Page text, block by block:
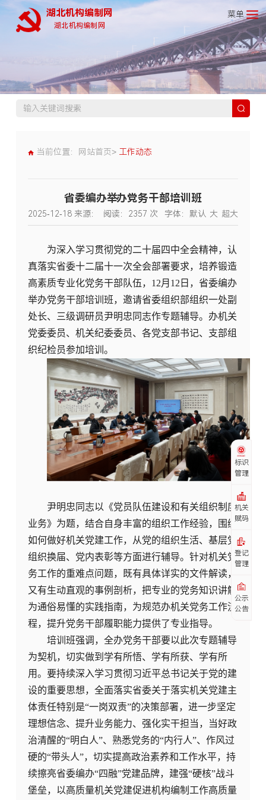
湖北机构编制网
湖北机构编制网
菜单
当前位置： 网站首页> 工作动态
省委编办举办党务干部培训班
2025-12-18 来源： 阅读： 2357 次 字体： 默认 大 超大
为深入学习贯彻党的二十届四中全会精神，认
真落实省委十二届十一次全会部署要求，培养锻造
高素质专业化党务干部队伍，12月12日，省委编办
举办党务干部培训班，邀请省委组织部组织一处副
处长、三级调研员尹明忠同志作专题辅导。办机关
党委委员、机关纪委委员、各党支部书记、支部组
织纪检员参加培训。
尹明忠同志以《党员队伍建设和有关组织制度
业务》为题，结合自身丰富的组织工作经验，围绕
如何做好机关党建工作，从党的组织生活、基层党
组织换届、党内表彰等方面进行辅导。针对机关党
务工作的重难点问题，既有具体详实的文件解读，
又有生动直观的事例剖析，把专业的党务知识讲解
为通俗易懂的实践指南，为规范办机关党务工作流
程，提升党务干部履职能力提供了专业指导。
培训班强调，全办党务干部要以此次专题辅导
为契机，切实做到 学有所悟、 学有所获、学有所
用。要持续深入学习贯彻习近平总书记关于党的建
设的重要思想，全面落实省委关于落实机关党建主
体责任特别是“一岗双责”的决策部署，进一步坚定
理想信念、提升业务能力、强化实干担当，当好政
治清醒的“明白人”、熟悉党务的“内行人”、作风过
硬的“带头人”，切实提高政治素养和工作水平，持
续擦亮省委编办“四融”党建品牌，建强“硬核”战斗
堡垒，以高质量机关党建促进机构编制工作高质量
标识
管理
机关
赋码
登记
管理
公示
公告